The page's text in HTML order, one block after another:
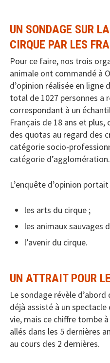
UN SONDAGE SUR
CIRQUE PAR LES
Pour ce faire, nos trois
animale ont commandé à
d’opinion réalisée en ligne
total de 1027 personnes a
correspondant à un
Français de 18 ans et
des quotas au regard des
catégorie socio-
catégorie d’agglomération.
L’enquête d’opinion
les arts du cirque ;
les animaux sauvages
l’avenir du cirque.
UN ATTRAIT POUR
Le sondage révèle
déjà assisté à un
vie, mais ce chiffre tombe
allés dans les 5 dernières
au cours des 2 dernières.